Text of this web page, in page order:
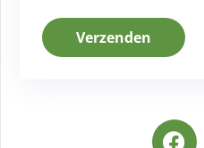
Verzenden